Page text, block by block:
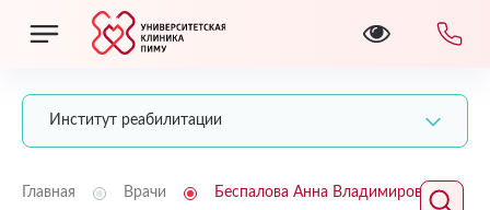
Институт реабилитации
Главная Врачи Беспалова Анна Владимировна